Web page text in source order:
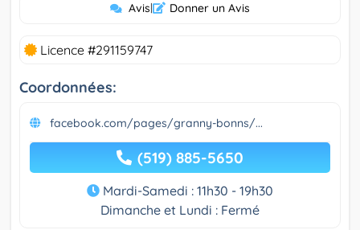
Avis| Donner un Avis
Licence #291159747
Coordonnées:
facebook.com/pages/granny-bonns/...
(519) 885-5650
Mardi-Samedi : 11h30 - 19h30
Dimanche et Lundi : Fermé